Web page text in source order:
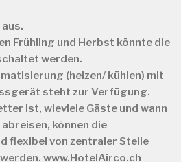
Frühling und Herbst könnte die
werden.
(heizen/ kühlen) mit
steht zur Verfügung.
ist, wieviele Gäste und wann
können die
flexibel von zentraler Stelle
www.HotelAirco.ch